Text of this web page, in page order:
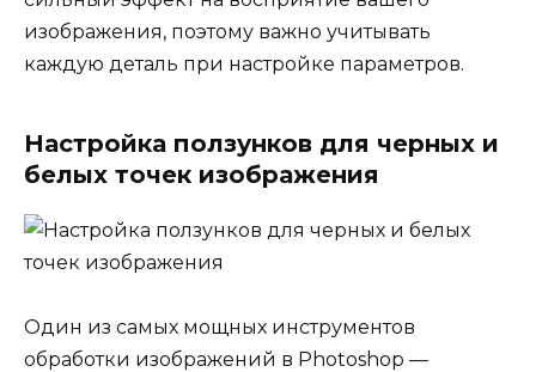
изображения, поэтому важно учитывать
каждую деталь при настройке параметров.
Настройка ползунков для черных и
белых точек изображения
Один из самых мощных инструментов
обработки изображений в Photoshop —